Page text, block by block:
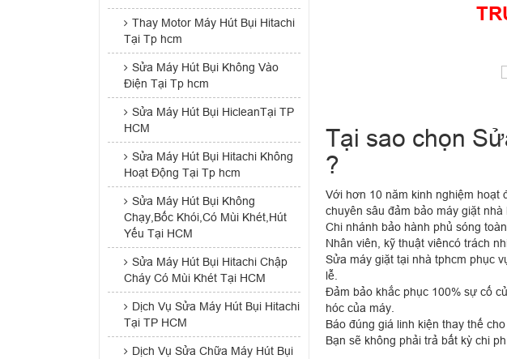
Thay Motor Máy Hút Bụi Hitachi
Tại Tp hcm
Sửa Máy Hút Bụi Không Vào
Điện Tại Tp hcm
Sửa Máy Hút Bụi HicleanTại TP
HCM
Sửa Máy Hút Bụi Hitachi Không
Hoạt Động Tại Tp hcm
Sửa Máy Hút Bụi Không
Chạy,Bốc Khói,Có Mùi Khét,Hút
Yếu Tại HCM
Sửa Máy Hút Bụi Hitachi Chập
Cháy Có Mùi Khét Tại HCM
Dịch Vụ Sửa Máy Hút Bụi Hitachi
Tại TP HCM
Dịch Vụ Sửa Chữa Máy Hút Bụi
Tại sao chọn
?
Với hơn 10 năm kinh nghiệm hoạt
chuyên sâu đảm bảo máy giặt
Chi nhánh bảo hành phủ sóng
Nhân viên, kỹ thuật viêncó trách
Sửa máy giặt tại nhà tphcm phục
lễ.
Đảm bảo khắc phục 100% sự cố
hóc của máy.
Báo đúng giá linh kiện thay thế
Bạn sẽ không phải trả bất kỳ chi